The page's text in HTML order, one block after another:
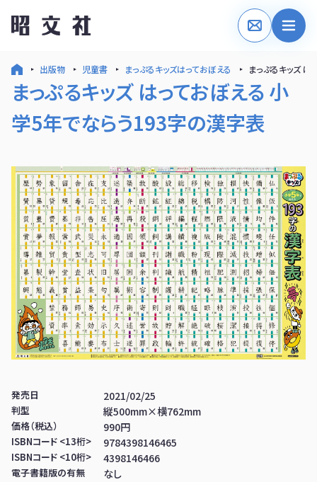
まっぷるキッズ はっておぼえる 小
学5年でならう193字の漢字表
出版物 児童書 まっぷるキッズはっておぼえる まっぷるキッズ
発売日 2021/02/25
判型 縦500mm×横762mm
価格（税込） 990円
ISBNコード <13桁> 9784398146465
ISBNコード <10桁> 4398146466
電子書籍版の有無 なし